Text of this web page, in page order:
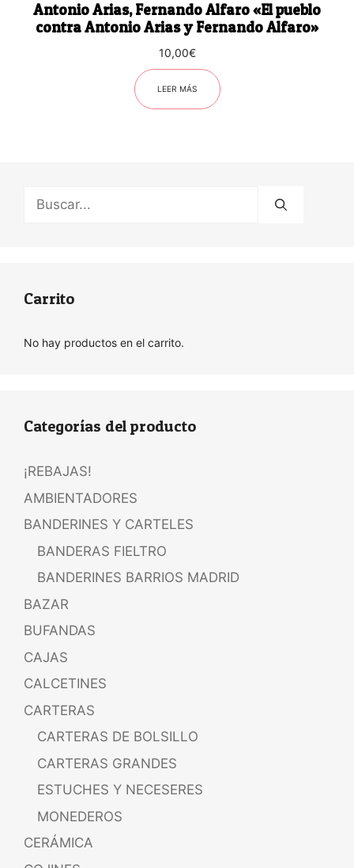
Antonio Arias, Fernando Alfaro «El pueblo
contra Antonio Arias y Fernando Alfaro»
10,00€
LEER MÁS
Buscar:
Carrito
No hay productos en el carrito.
Categorías del producto
¡REBAJAS!
AMBIENTADORES
BANDERINES Y CARTELES
BANDERAS FIELTRO
BANDERINES BARRIOS MADRID
BAZAR
BUFANDAS
CAJAS
CALCETINES
CARTERAS
CARTERAS DE BOLSILLO
CARTERAS GRANDES
ESTUCHES Y NECESERES
MONEDEROS
CERÁMICA